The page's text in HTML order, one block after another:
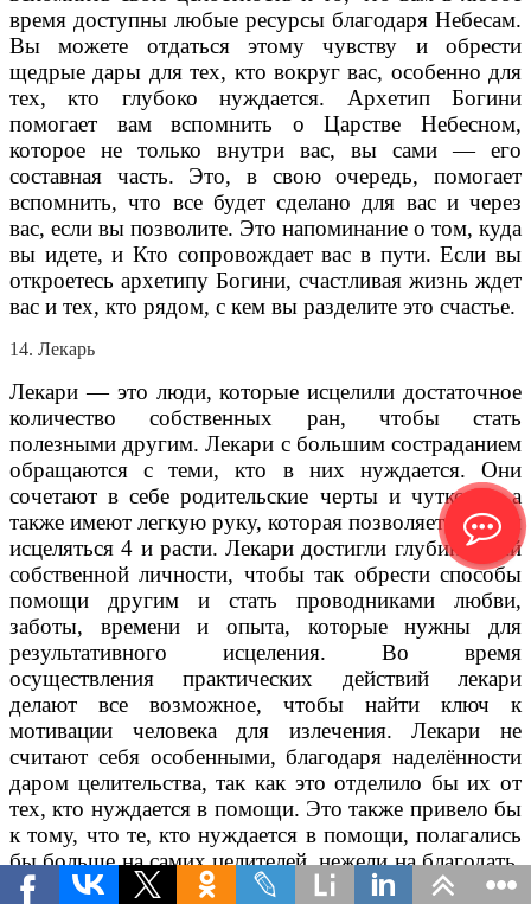
время доступны любые ресурсы благодаря Небесам.
Вы можете отдаться этому чувству и обрести
щедрые дары для тех, кто вокруг вас, особенно для
тех, кто глубоко нуждается. Архетип Богини
помогает вам вспомнить о Царстве Небесном,
которое не только внутри вас, вы сами — его
составная часть. Это, в свою очередь, помогает
вспомнить, что все будет сделано для вас и через
вас, если вы позволите. Это напоминание о том, куда
вы идете, и Кто сопровождает вас в пути. Если вы
откроетесь архетипу Богини, счастливая жизнь ждет
вас и тех, кто рядом, с кем вы разделите это счастье.
14. Лекарь
Лекари — это люди, которые исцелили достаточное
количество собственных ран, чтобы стать
полезными другим. Лекари с большим состраданием
обращаются с теми, кто в них нуждается. Они
сочетают в себе родительские черты и чуткость, а
также имеют легкую руку, которая позволяет другим
исцеляться 4 и расти. Лекари достигли глубин своей
собственной личности, чтобы так обрести способы
помощи другим и стать проводниками любви,
заботы, времени и опыта, которые нужны для
результативного исцеления. Во время
осуществления практических действий лекари
делают все возможное, чтобы найти ключ к
мотивации человека для излечения. Лекари не
считают себя особенными, благодаря наделённости
даром целительства, так как это отделило бы их от
тех, кто нуждается в помощи. Это также привело бы
к тому, что те, кто нуждается в помощи, полагались
бы больше на самих целителей, нежели на благодать,
таким образом блокируя любовь и единообразие,